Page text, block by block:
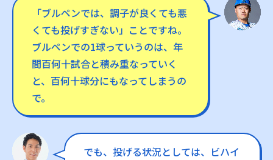
「ブルペンでは、調子が良くても悪
くても投げすぎない」ことですね。
ブルペンでの1球っていうのは、年
間百何十試合と積み重なっていく
と、百何十球分にもなってしまうの
で。
でも、投げる状況としては、ビハイ